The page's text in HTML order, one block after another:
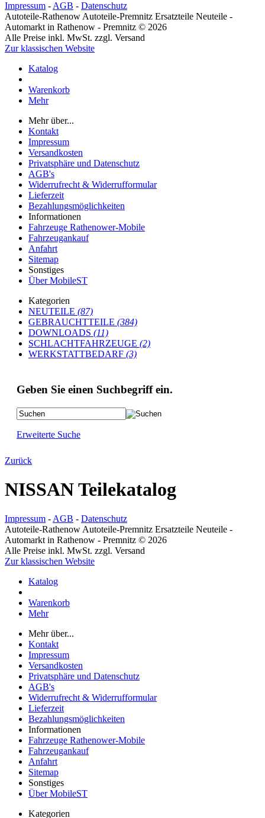
Impressum - AGB - Datenschutz
Autoteile-Rathenow Autoteile-Premnitz Ersatzteile Neuteile -
Automarkt in Rathenow - Premnitz © 2026
Alle Preise inkl. MwSt. zzgl. Versand
Zur klassischen Website
Katalog
Warenkorb
Mehr
Mehr über...
Kontakt
Impressum
Versandkosten
Privatsphäre und Datenschutz
AGB's
Widerrufrecht & Widerrufformular
Lieferzeit
Bezahlungsmöglichkeiten
Informationen
Fahrzeuge Rathenower-Mobile
Fahrzeugankauf
Anfahrt
Sitemap
Sonstiges
Über MobileST
Kategorien
NEUTEILE (87)
GEBRAUCHTTEILE (384)
DOWNLOADS (11)
SCHLACHTFAHRZEUGE (2)
WERKSTATTBEDARF (3)
Geben Sie einen Suchbegriff ein.
Erweiterte Suche
Zurück
NISSAN Teilekatalog
Impressum - AGB - Datenschutz
Autoteile-Rathenow Autoteile-Premnitz Ersatzteile Neuteile -
Automarkt in Rathenow - Premnitz © 2026
Alle Preise inkl. MwSt. zzgl. Versand
Zur klassischen Website
Katalog
Warenkorb
Mehr
Mehr über...
Kontakt
Impressum
Versandkosten
Privatsphäre und Datenschutz
AGB's
Widerrufrecht & Widerrufformular
Lieferzeit
Bezahlungsmöglichkeiten
Informationen
Fahrzeuge Rathenower-Mobile
Fahrzeugankauf
Anfahrt
Sitemap
Sonstiges
Über MobileST
Kategorien